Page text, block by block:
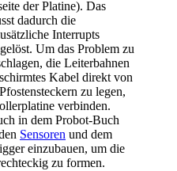
der Platine). Das
dadurch die
Interrupts
Um das Problem zu
die Leiterbahnen
Kabel direkt von
zu legen,
verbinden.
in dem Probot-Buch
Sensoren und dem
einzubauen, um die
zu formen.